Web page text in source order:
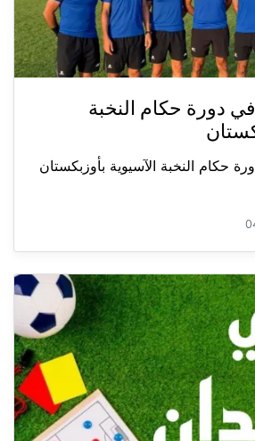
دورة حكام النخبة
حكام النخبة الآسيوية بأوزبكستان